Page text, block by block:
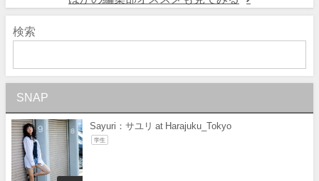
検索
SNAP
Sayuri：サユリ at Harajuku_Tokyo
学生